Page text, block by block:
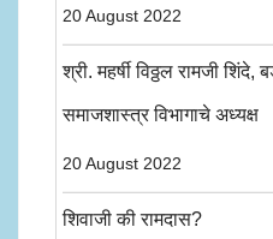
20 August 2022
श्री. महर्षी विठ्ठल रामजी शिंदे,
समाजशास्त्र विभागाचे अध्यक्ष
20 August 2022
शिवाजी की रामदास?